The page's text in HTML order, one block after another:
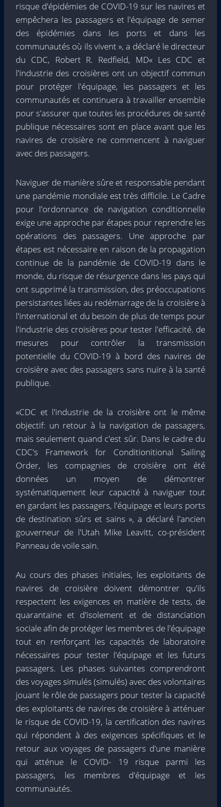
risque d'épidémies de COVID-19 sur les navires et
empêchera les passagers et l'équipage de semer
des épidémies dans les ports et dans les
communautés où ils vivent », a déclaré le directeur
du CDC, Robert R. Redfield, MD« Les CDC et
l'industrie des croisières ont un objectif commun
pour protéger l'équipage, les passagers et les
communautés et continuera à travailler ensemble
pour s'assurer que toutes les procédures de santé
publique nécessaires sont en place avant que les
navires de croisière ne commencent à naviguer
avec des passagers.
Naviguer de manière sûre et responsable pendant
une pandémie mondiale est très difficile. Le Cadre
pour l'ordonnance de navigation conditionnelle
exige une approche par étapes pour reprendre les
opérations des passagers. Une approche par
étapes est nécessaire en raison de la propagation
continue de la pandémie de COVID-19 dans le
monde, du risque de résurgence dans les pays qui
ont supprimé la transmission, des préoccupations
persistantes liées au redémarrage de la croisière à
l'international et du besoin de plus de temps pour
l'industrie des croisières pour tester l'efficacité. de
mesures pour contrôler la transmission
potentielle du COVID-19 à bord des navires de
croisière avec des passagers sans nuire à la santé
publique.
«CDC et l'industrie de la croisière ont le même
objectif: un retour à la navigation de passagers,
mais seulement quand c'est sûr. Dans le cadre du
CDC's Framework for Conditionitional Sailing
Order, les compagnies de croisière ont été
données un moyen de démontrer
systématiquement leur capacité à naviguer tout
en gardant les passagers, l'équipage et leurs ports
de destination sûrs et sains », a déclaré l'ancien
gouverneur de l'Utah Mike Leavitt, co-président
Panneau de voile sain.
Au cours des phases initiales, les exploitants de
navires de croisière doivent démontrer qu'ils
respectent les exigences en matière de tests, de
quarantaine et d'isolement et de distanciation
sociale afin de protéger les membres de l'équipage
tout en renforçant les capacités de laboratoire
nécessaires pour tester l'équipage et les futurs
passagers. Les phases suivantes comprendront
des voyages simulés (simulés) avec des volontaires
jouant le rôle de passagers pour tester la capacité
des exploitants de navires de croisière à atténuer
le risque de COVID-19, la certification des navires
qui répondent à des exigences spécifiques et le
retour aux voyages de passagers d'une manière
qui atténue le COVID- 19 risque parmi les
passagers, les membres d'équipage et les
communautés.